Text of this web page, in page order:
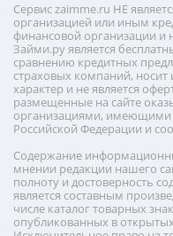
Сервис zaimme.ru НЕ
организацией или иным
финансовой организации и
Займи.ру является
сравнению кредитных
страховых компаний,
характер и не является
размещенные на сайте
организациями, имеющими
Российской Федерации и
Содержание
мнении редакции нашего
полноту и достоверность
является составным
числе каталог товарных
опубликованных в